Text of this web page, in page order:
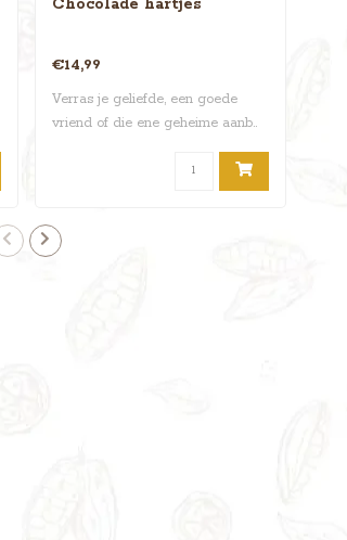
Chocolade hartjes
€14,99
Verras je geliefde, een goede
vriend of die ene geheime aanb..